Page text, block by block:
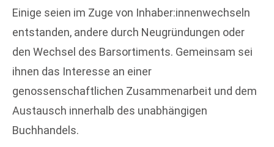
Einige seien im Zuge von Inhaber:innenwechseln
entstanden, andere durch Neugründungen oder
den Wechsel des Barsortiments. Gemeinsam sei
ihnen das Interesse an einer
genossenschaftlichen Zusammenarbeit und dem
Austausch innerhalb des unabhängigen
Buchhandels.